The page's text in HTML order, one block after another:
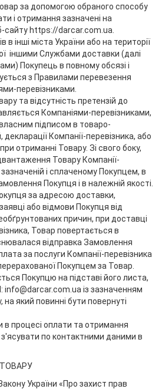
за допомогою обраного способу
і отримання зазначені на
сайту https://darcar.com.ua.
в інші міста України або на території
іншими Службами доставки (далі
Покупець в повному обсязі і
з Правилами перевезення
перевізниками.
та відсутність претензій до
Компаніями-перевізниками,
підписом в товаро-
декларації Компанії-перевізника, або
отриманні Товару. Зі свого боку,
Товару Компанії-
зазначеній і сплаченому Покупцем, в
Покупця і в належній якості.
за адресою доставки,
або відмови Покупця від
причин, при доставці
Товар повертається в
відправка Замовлення
за послуги Компанії-перевізника
Покупцем за Товар.
Покупцю на підставі його листа,
info@darcar.com.ua із зазначенням
на який повинні бути повернуті
в процесі оплати та отримання
по контактними даними в
України «Про захист прав